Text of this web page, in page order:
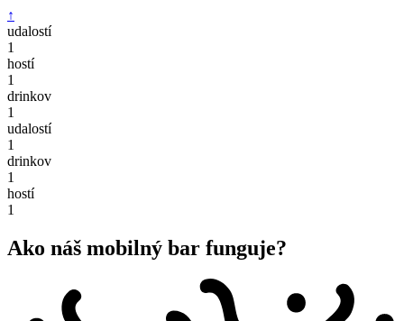
↑
udalostí
1
hostí
1
drinkov
1
udalostí
1
drinkov
1
hostí
1
Ako náš mobilný bar funguje?